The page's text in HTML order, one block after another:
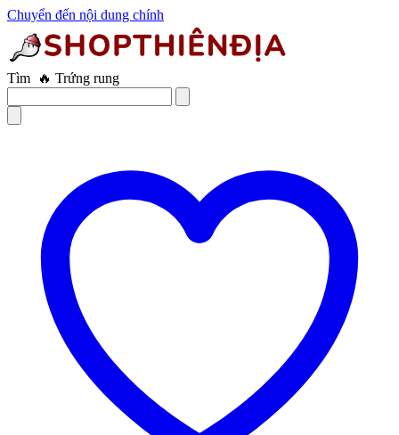
Chuyển đến nội dung chính
Tìm 🔥 Máy thủ dâm